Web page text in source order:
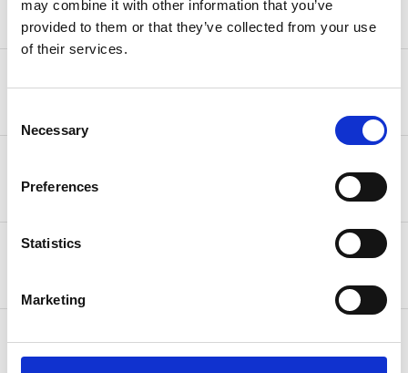
may combine it with other information that you’ve
provided to them or that they’ve collected from your use
of their services.
Selection
Necessary
Preferences
Statistics
Marketing
500,00 €
500,00 €
50,00 € (3-5 Werktage) kostenlos ab
Island